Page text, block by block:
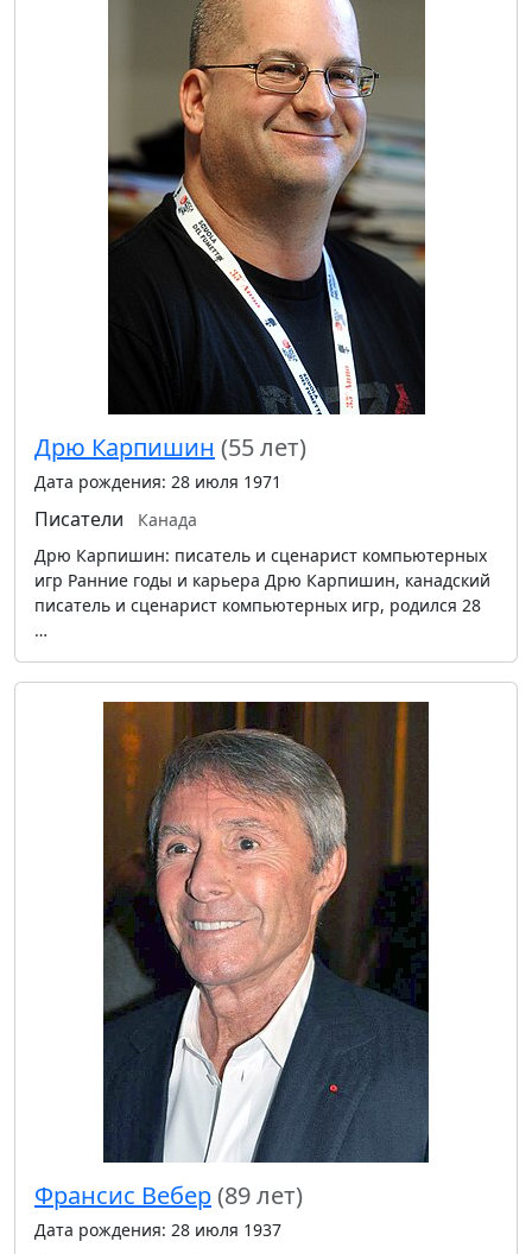
Дрю Карпишин (55 лет)
Дата рождения: 28 июля 1971
Писатели
Канада
Дрю Карпишин: писатель и сценарист компьютерных
игр Ранние годы и карьера Дрю Карпишин, канадский
писатель и сценарист компьютерных игр, родился 28
…
Франсис Вебер(89 лет)
Дата рождения: 28 июля 1937